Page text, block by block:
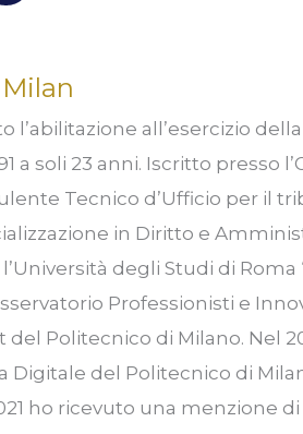
l’abilitazione all’esercizio
a soli 23 anni. Iscritto presso
Tecnico d’Ufficio per il
in Diritto e
degli Studi di Roma
Professionisti e
del Politecnico di Milano. Nel
Digitale del Politecnico di
ho ricevuto una menzione